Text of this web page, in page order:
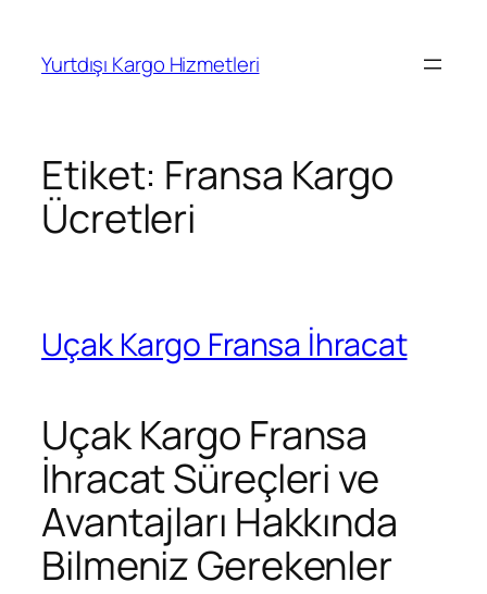
Yurtdışı Kargo Hizmetleri
Etiket: Fransa Kargo
Ücretleri
Uçak Kargo Fransa İhracat
Uçak Kargo Fransa
İhracat Süreçleri ve
Avantajları Hakkında
Bilmeniz Gerekenler